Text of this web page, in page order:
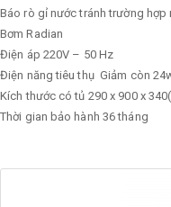
Báo rò gỉ nước tránh trường hợp
Bơm Radian
Điện áp 220V – 50 Hz
Điện năng tiêu thụ Giảm còn
Kích thước có tủ 290 x 900 x
Thời gian bảo hành 36 tháng